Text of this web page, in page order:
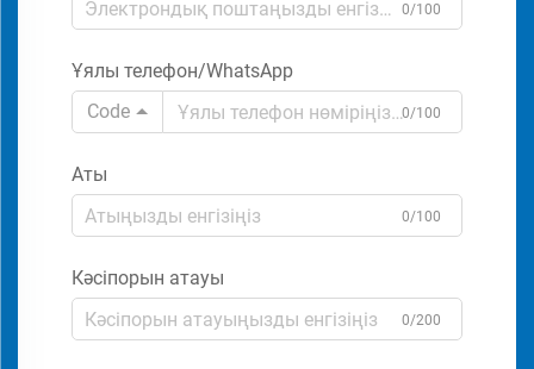
0/100
Ұялы телефон/WhatsApp
Code
0/100
Аты
0/100
Кәсіпорын атауы
0/200